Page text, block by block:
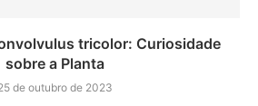
tricolor: Curiosidade
sobre a Planta
de outubro de 2023